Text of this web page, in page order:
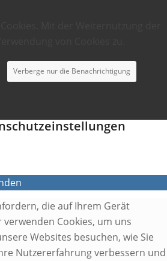
Verberge nur die Benachrichtigung
die auf Ihrem Gerät
Cookies, um uns
Websites besuchen, wie Sie
Nutzererfahrung verbessern und